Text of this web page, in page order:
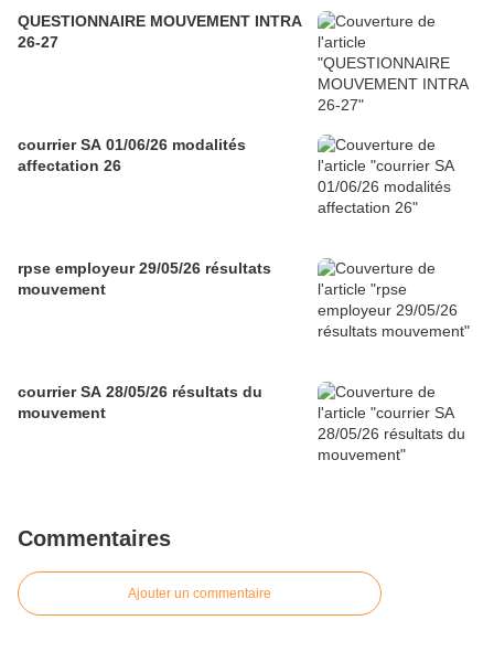
QUESTIONNAIRE MOUVEMENT INTRA
26-27
courrier SA 01/06/26 modalités
affectation 26
rpse employeur 29/05/26 résultats
mouvement
courrier SA 28/05/26 résultats du
mouvement
Commentaires
Ajouter un commentaire